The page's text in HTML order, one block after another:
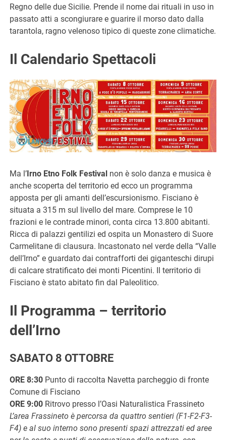
Regno delle due Sicilie. Prende il nome dai rituali in uso in
passato atti a scongiurare e guarire il morso dato dalla
tarantola, ragno velenoso tipico di queste zone climatiche.
Il Calendario Spettacoli
Ma l’Irno Etno Folk Festival non è solo danza e musica è
anche scoperta del territorio ed ecco un programma
apposta per gli amanti dell’escursionismo. Fisciano è
situata a 315 m sul livello del mare. Comprese le 10
frazioni e le contrade minori, conta circa 13.800 abitanti.
Ricca di palazzi gentilizi ed ospita un Monastero di Suore
Carmelitane di clausura. Incastonato nel verde della “Valle
dell’Irno” e guardato dai contrafforti dei giganteschi dirupi
di calcare stratificato dei monti Picentini. Il territorio di
Fisciano è stato abitato fin dal Paleolitico.
Il Programma – territorio
dell’Irno
SABATO 8 OTTOBRE
ORE 8:30 Punto di raccolta Navetta parcheggio di fronte
Comune di Fisciano
ORE 9:00 Ritrovo presso l’Oasi Naturalistica Frassineto
L’area Frassineto è percorsa da quattro sentieri (F1-F2-F3-
F4) e al suo interno sono presenti spazi attrezzati ed aree